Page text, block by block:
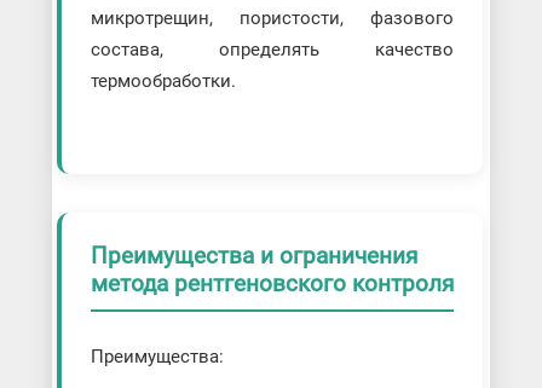
микротрещин, пористости, фазового
состава, определять качество
термообработки.
Преимущества и ограничения
метода рентгеновского контроля
Преимущества: